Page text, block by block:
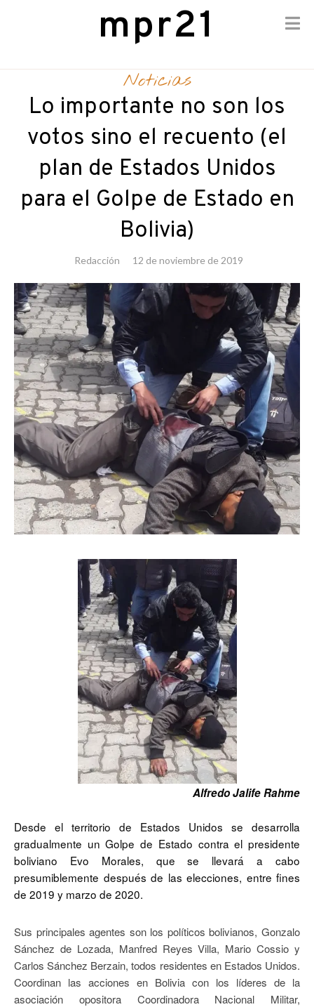
content
mpr21
Noticias
Lo importante no son los
votos sino el recuento (el
plan de Estados Unidos
para el Golpe de Estado en
Bolivia)
Redacción 12 de noviembre de 2019
Alfredo Jalife Rahme
Desde el territorio de Estados Unidos se desarrolla
gradualmente un Golpe de Estado contra el presidente
boliviano Evo Morales, que se llevará a cabo
presumiblemente después de las elecciones, entre fines
de 2019 y marzo de 2020.
Sus principales agentes son los políticos bolivianos, Gonzalo
Sánchez de Lozada, Manfred Reyes Villa, Mario Cossio y
Carlos Sánchez Berzain, todos residentes en Estados Unidos.
Coordinan las acciones en Bolivia con los líderes de la
asociación opositora Coordinadora Nacional Militar,